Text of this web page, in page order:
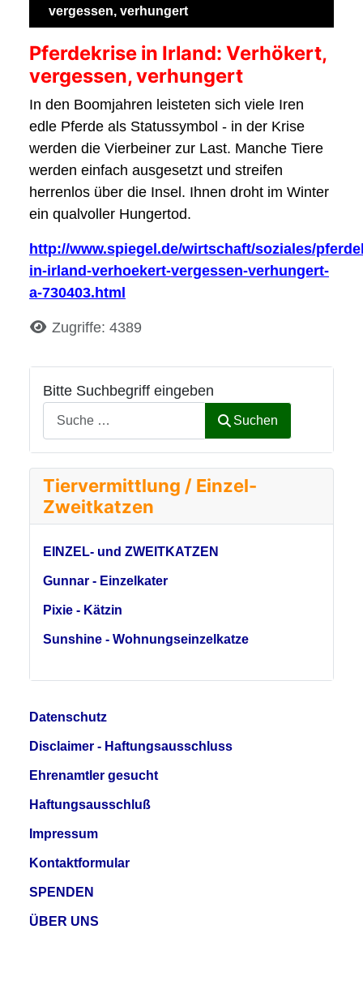
Bitte Suchbegriff eingeben
Suchen
Tiervermittlung / Einzel-
Zweitkatzen
EINZEL- und ZWEITKATZEN
Gunnar - Einzelkater
Pixie - Kätzin
Sunshine - Wohnungseinzelkatze
vergessen, verhungert
Pferdekrise in Irland: Verhökert,
vergessen, verhungert
In den Boomjahren leisteten sich viele Iren
edle Pferde als Statussymbol - in der Krise
werden die Vierbeiner zur Last. Manche Tiere
werden einfach ausgesetzt und streifen
herrenlos über die Insel. Ihnen droht im Winter
ein qualvoller Hungertod.
http://www.spiegel.de/wirtschaft/soziales/
in-irland-verhoekert-vergessen-verhungert-
a-730403.html
DetailsZugriffe: 4389
Datenschutz
Disclaimer - Haftungsausschluss
Ehrenamtler gesucht
Haftungsausschluß
Impressum
Kontaktformular
SPENDEN
ÜBER UNS